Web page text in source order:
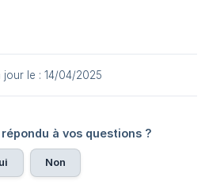
jour le : 14/04/2025
à vos questions ?
Non